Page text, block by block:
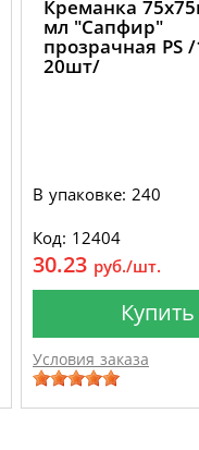
Креманка
мл "Сапфир"
прозрачная PS
20шт/
В упаковке: 240
Код: 12404
30.23 руб./шт.
Купить
Условия заказа